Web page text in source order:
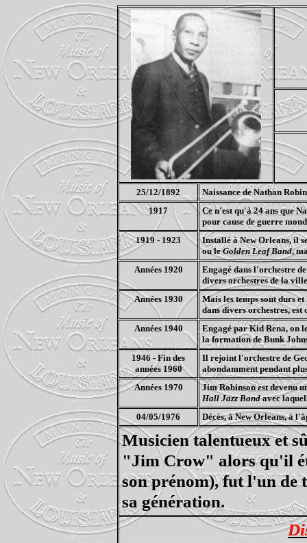
25/12/1892
Naissance de Nathan
1917
Ce n'est qu'à 24 ans que
pour cause de guerre
1919 - 1923
Installé à New Orleans, il
ou leGolden Leaf Band,
Années 1920
Engagé dans l'orchestre
divers orchestres de la
Années 1930
Mais les temps sont durs
dans divers orchestres,
Années 1940
Engagé par Kid Rena, on
la formation de Bunk
1946 - Fin des
années 1960
Il rejoint l'orchestre de
abondamment pendant
Années 1970
Jim Robinson est devenu
Hall Jazz Bandavec
04/05/1976
Décès, à New Orleans, à
Musicien talentueux et
"Jim Crow" alors qu'il
son prénom), fut l'un de
sa génération.